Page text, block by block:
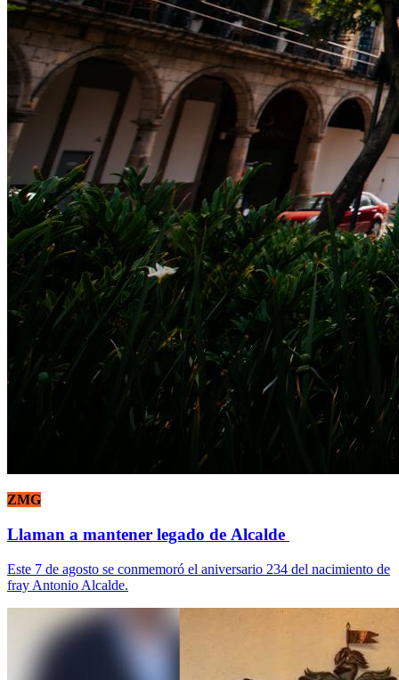
ZMG
Llaman a mantener legado de Alcalde
Este 7 de agosto se conmemoró el aniversario 234 del nacimiento de
fray Antonio Alcalde.